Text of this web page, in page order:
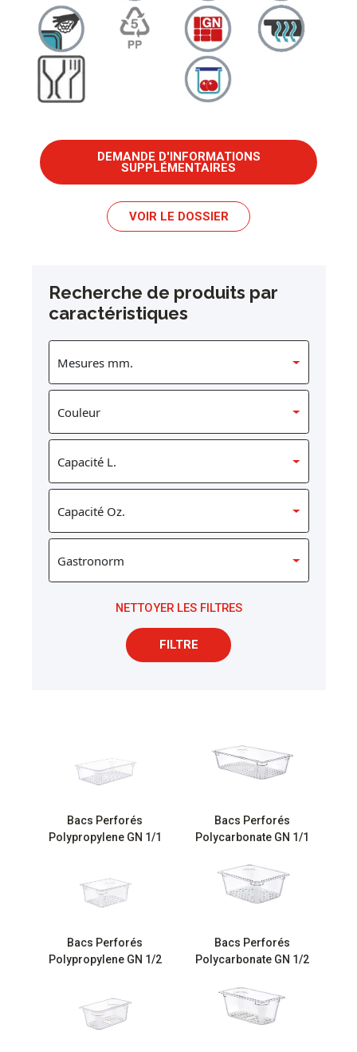
DEMANDE D'INFORMATIONS
SUPPLÉMENTAIRES
VOIR LE DOSSIER
Recherche de produits par
caractéristiques
NETTOYER LES FILTRES
FILTRE
Bacs Perforés
Polypropylene GN 1/1
Bacs Perforés
Polycarbonate GN 1/1
Bacs Perforés
Polypropylene GN 1/2
Bacs Perforés
Polycarbonate GN 1/2